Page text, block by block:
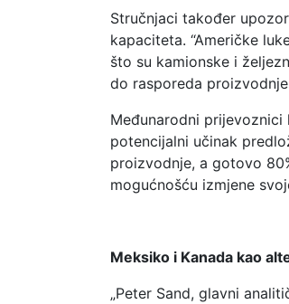
Stručnjaci također
kapaciteta. “Američke
što su kamionske i
do rasporeda
Međunarodni
potencijalni učinak
proizvodnje, a gotovo
mogućnošću izmjene
Meksiko i Kanada kao
„Peter Sand, glavni